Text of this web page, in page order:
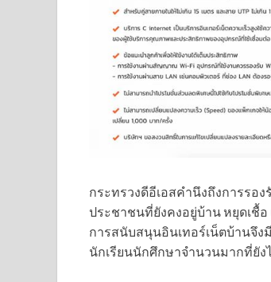
กระทรวงดีอีเอสคำนึงถึงการรอ
ประชาชนที่ยังคงอยู่บ้าน หยุดเชื้อ
การสนับสนุนอินเทอร์เน็ตบ้านจึง
นักเรียนนักศึกษาจำนวนมากที่ยัง